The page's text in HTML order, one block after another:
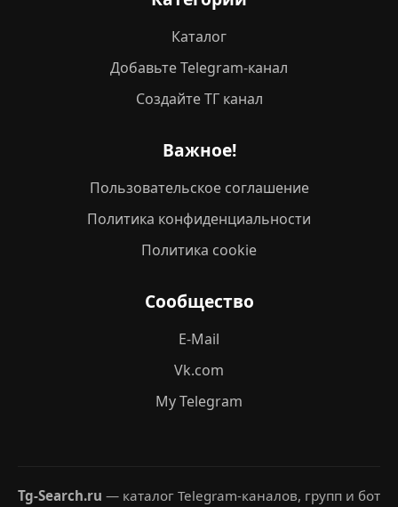
Каталог
Добавьте Telegram-канал
Создайте ТГ канал
Важное!
Пользовательское соглашение
Политика конфиденциальности
Политика cookie
Сообщество
E-Mail
Vk.com
My Telegram
Tg-Search.ru — каталог Telegram-каналов, групп и бот